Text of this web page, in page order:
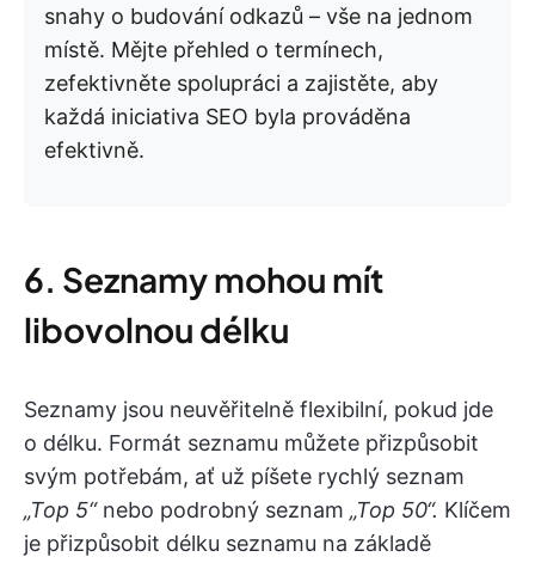
snahy o budování odkazů – vše na jednom
místě. Mějte přehled o termínech,
zefektivněte spolupráci a zajistěte, aby
každá iniciativa SEO byla prováděna
efektivně.
6. Seznamy mohou mít
libovolnou délku
Seznamy jsou neuvěřitelně flexibilní, pokud jde
o délku. Formát seznamu můžete přizpůsobit
svým potřebám, ať už píšete rychlý seznam
„Top 5“nebo podrobný seznam „Top 50“. Klíčem
je přizpůsobit délku seznamu na základě